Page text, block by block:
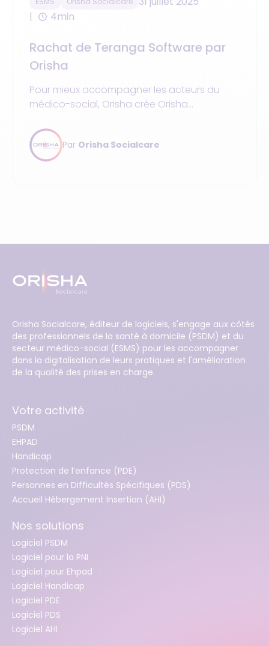
4min
Rachat de Teranga Software par
Orisha
Pour mieux accompagner les acteurs du
médico-social, Orisha crée Orisha
éditeur des solutions NETSoins et NETVie.
Par Orisha Socialcare
Orisha Socialcare, éditeur de logiciels, s'engage aux côtés
des professionnels de la santé à domicile (PSDM) et du
secteur médico-social (ESMS) pour les accompagner
dans la digitalisation de leurs pratiques et l'amélioration
de la qualité des prises en charge.
Votre activité
PSDM
EHPAD
Handicap
Protection de l’enfance (PDE)
Personnes en Difficultés Spécifiques (PDS)
Accueil Hébergement Insertion (AHI)
Nos solutions
Logiciel PSDM
Logiciel pour la PNI
Logiciel pour Ehpad
Logiciel Handicap
Logiciel PDE
Logiciel PDS
Logiciel AHI